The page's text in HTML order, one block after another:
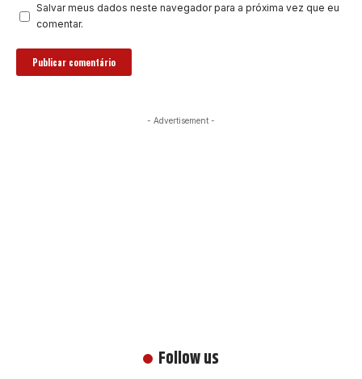
Salvar meus dados neste navegador para a próxima vez que eu
comentar.
- Advertisement -
Follow us